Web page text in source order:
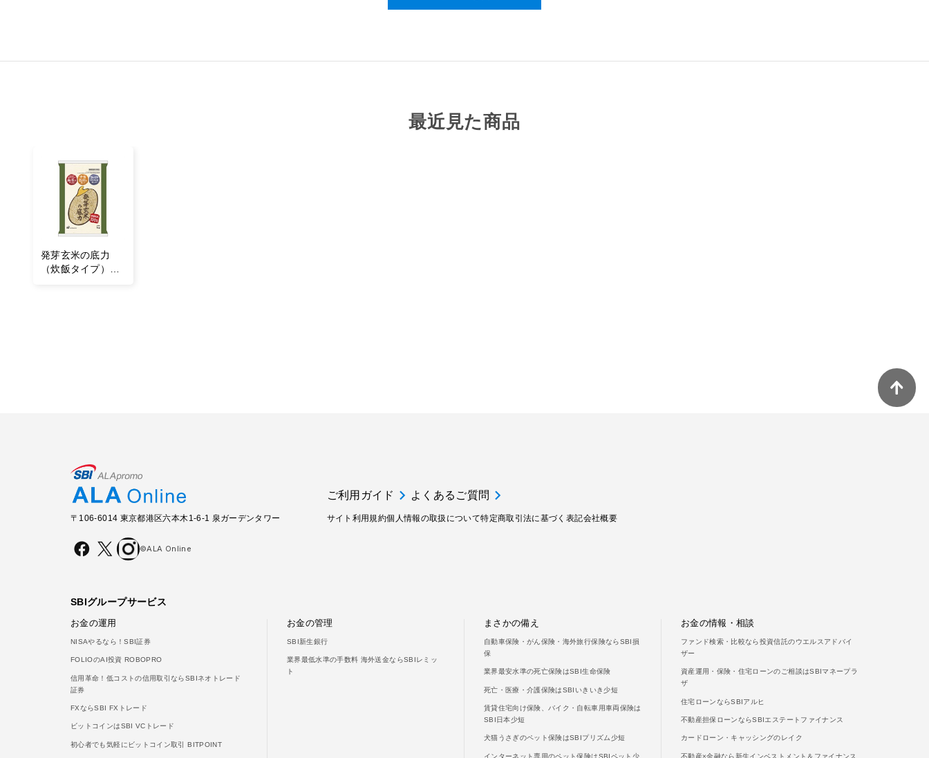
最近見た商品
発芽玄米の底力
（炊飯タイプ）
〒106-6014 東京都港区六本木1-6-1 泉ガーデンタワー
ご利用ガイド よくあるご質問
サイト利用規約個人情報の取扱について特定商取引法に基づく表記会社概要
©ALA Online
SBIグループサービス
お金の運用
NISAやるなら！SBI証券
FOLIOのAI投資 ROBOPRO
信用革命！低コストの信用取引ならSBIネオトレード
証券
FXならSBI FXトレード
ビットコインはSBI VCトレード
初心者でも気軽にビットコイン取引 BITPOINT
お金の管理
SBI新生銀行
業界最低水準の手数料 海外送金ならSBIレミッ
ト
まさかの備え
自動車保険・がん保険・海外旅行保険ならSBI損
保
業界最安水準の死亡保険はSBI生命保険
死亡・医療・介護保険はSBIいきいき少短
賃貸住宅向け保険、バイク・自転車用車両保険は
SBI日本少短
犬猫うさぎのペット保険はSBIプリズム少短
インターネット専用のペット保険はSBIペット少
お金の情報・相談
ファンド検索・比較なら投資信託のウエルスアドバイ
ザー
資産運用・保険・住宅ローンのご相談はSBIマネープラ
ザ
住宅ローンならSBIアルヒ
不動産担保ローンならSBIエステートファイナンス
カードローン・キャッシングのレイク
不動産×金融なら新生インベストメント＆ファイナンス